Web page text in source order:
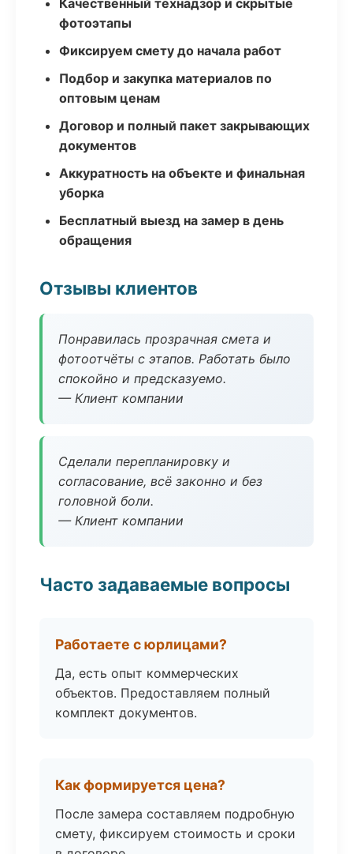
Качественный технадзор и скрытые
фотоэтапы
Фиксируем смету до начала работ
Подбор и закупка материалов по
оптовым ценам
Договор и полный пакет закрывающих
документов
Аккуратность на объекте и финальная
уборка
Бесплатный выезд на замер в день
обращения
Отзывы клиентов
Понравилась прозрачная смета и
фотоотчёты с этапов. Работать было
спокойно и предсказуемо.
— Клиент компании
Сделали перепланировку и
согласование, всё законно и без
головной боли.
— Клиент компании
Часто задаваемые вопросы
Работаете с юрлицами?
Да, есть опыт коммерческих
объектов. Предоставляем полный
комплект документов.
Как формируется цена?
После замера составляем подробную
смету, фиксируем стоимость и сроки